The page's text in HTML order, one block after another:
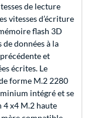
de lecture
vitesses d’écriture
flash 3D
données à la
et
écrites. Le
forme M.2 2280
intégré et se
4 x4 M.2 haute